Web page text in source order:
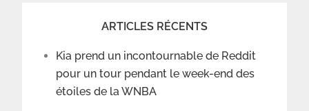
ARTICLES RÉCENTS
Kia prend un incontournable de Reddit
pour un tour pendant le week-end des
étoiles de la WNBA